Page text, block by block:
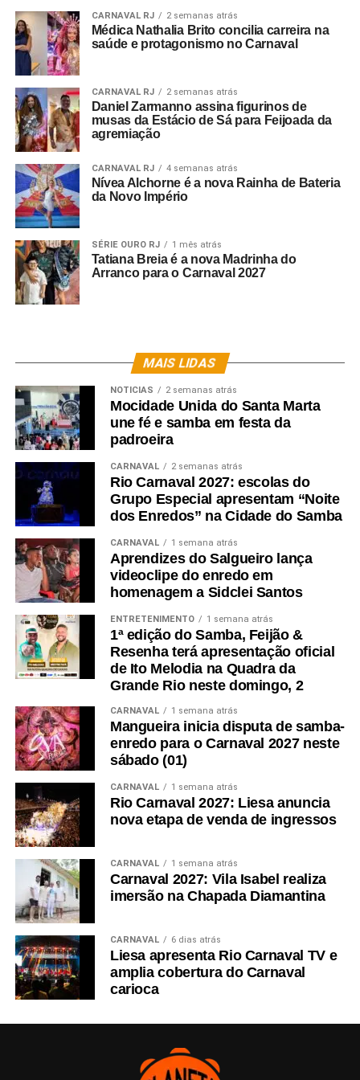
levará para o Sambódromo do Anhembi o enredo de título
“Carnavais… De lá pra cá o que mudou? Daqui pra lá o
que será?”, o qual está sendo desenvolvido pela dupla de
carnavalescos Dione Leite e Fernando Dias, e irão falar
sobre o carnaval do passado, o que está acontecendo
com o carnaval atual e o que eles querem para o futuro
do carnaval.
Crédito das Fotos: Assessoria de Imprensa Tucuruvi /
Divulgação
Madrinha de Bateria Sheila Hachas – Foto: Assessoria de Imprensa
CARNAVAL RJ 2 semanas atrás
Médica Nathalia Brito concilia carreira na
saúde e protagonismo no Carnaval
CARNAVAL RJ 2 semanas atrás
Daniel Zarmanno assina figurinos de
musas da Estácio de Sá para Feijoada da
agremiação
CARNAVAL RJ 4 semanas atrás
Nívea Alchorne é a nova Rainha de Bateria
da Novo Império
SÉRIE OURO RJ 1 mês atrás
Tatiana Breia é a nova Madrinha do
Arranco para o Carnaval 2027
MAIS LIDAS
NOTICIAS 2 semanas atrás
Mocidade Unida do Santa Marta
une fé e samba em festa da
padroeira
CARNAVAL 2 semanas atrás
Rio Carnaval 2027: escolas do
Grupo Especial apresentam “Noite
dos Enredos” na Cidade do Samba
CARNAVAL 1 semana atrás
Aprendizes do Salgueiro lança
videoclipe do enredo em
homenagem a Sidclei Santos
ENTRETENIMENTO 1 semana atrás
1ª edição do Samba, Feijão &
Resenha terá apresentação oficial
de Ito Melodia na Quadra da
Grande Rio neste domingo, 2
CARNAVAL 1 semana atrás
Mangueira inicia disputa de samba-
enredo para o Carnaval 2027 neste
sábado (01)
CARNAVAL 1 semana atrás
Rio Carnaval 2027: Liesa anuncia
nova etapa de venda de ingressos
CARNAVAL 1 semana atrás
Carnaval 2027: Vila Isabel realiza
imersão na Chapada Diamantina
CARNAVAL 6 dias atrás
Liesa apresenta Rio Carnaval TV e
amplia cobertura do Carnaval
carioca